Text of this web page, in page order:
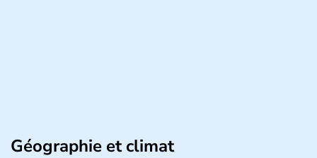
Géographie et climat